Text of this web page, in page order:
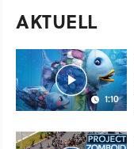
AKTUELL
1:10